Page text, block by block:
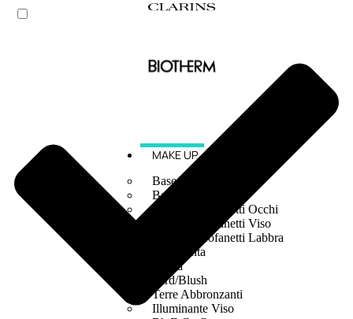
MAKE UP
Base/ Primer Occhi
Base/ Primer Viso
Palette E Cofanetti Occhi
Palette E Cofanetti Viso
Palette E Cofanetti Labbra
Fondotinta
Cipria
Fard/Blush
Terre Abbronzanti
Illuminante Viso